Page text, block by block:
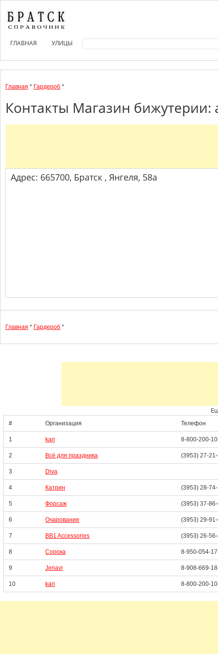
ГЛАВНАЯ УЛИЦЫ
Главная * Гардероб *
Контакты Магазин бижутерии:
Адрес: 665700, Братск , Янгеля, 58а
Главная * Гардероб *
# Организация Телефон
1 kari 8-800-200-
2 Всё для праздника (3953) 27-
3 Diva
4 Катрин (3953) 28-
5 Форсаж (3953) 37-
6 Очарование (3953) 29-
7 BB1 Accessories (3953) 26-
8 Сорока 8-950-054-
9 Jenavi 8-908-669-
10 kari 8-800-200-